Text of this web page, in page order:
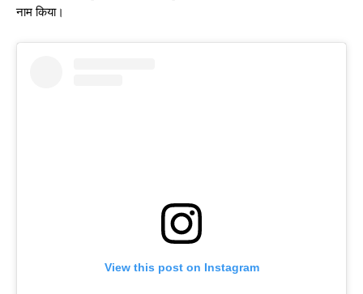
नाम किया।
View this post on Instagram